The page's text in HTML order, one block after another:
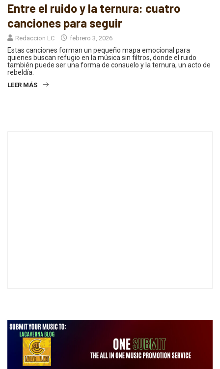
Entre el ruido y la ternura: cuatro
canciones para seguir
Redaccion LC febrero 3, 2026
Estas canciones forman un pequeño mapa emocional para
quienes buscan refugio en la música sin filtros, donde el ruido
también puede ser una forma de consuelo y la ternura, un acto de
rebeldía.
LEER MÁS